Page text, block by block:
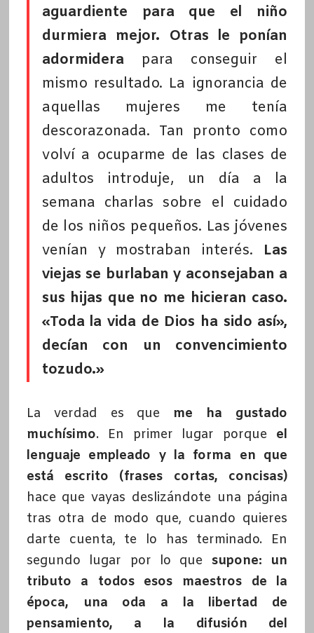
aguardiente para que el niño
durmiera mejor. Otras le ponían
adormiderapara conseguir el
mismo resultado. La ignorancia de
aquellas mujeres me tenía
descorazonada. Tan pronto como
volví a ocuparme de las clases de
adultos introduje, un día a la
semana charlas sobre el cuidado
de los niños pequeños. Las jóvenes
venían y mostraban interés. Las
viejas se burlaban y aconsejaban a
sus hijas que no me hicieran caso.
«Toda la vida de Dios ha sido así»,
decían con un convencimiento
tozudo.»
La verdad es que me ha gustado
muchísimo. En primer lugar porque el
lenguaje empleado y la forma en que
está escrito (frases cortas, concisas)
hace que vayas deslizándote una página
tras otra de modo que, cuando quieres
darte cuenta, te lo has terminado. En
segundo lugar por lo que supone: un
tributo a todos esos maestros de la
época, una oda a la libertad de
pensamiento, a la difusión del